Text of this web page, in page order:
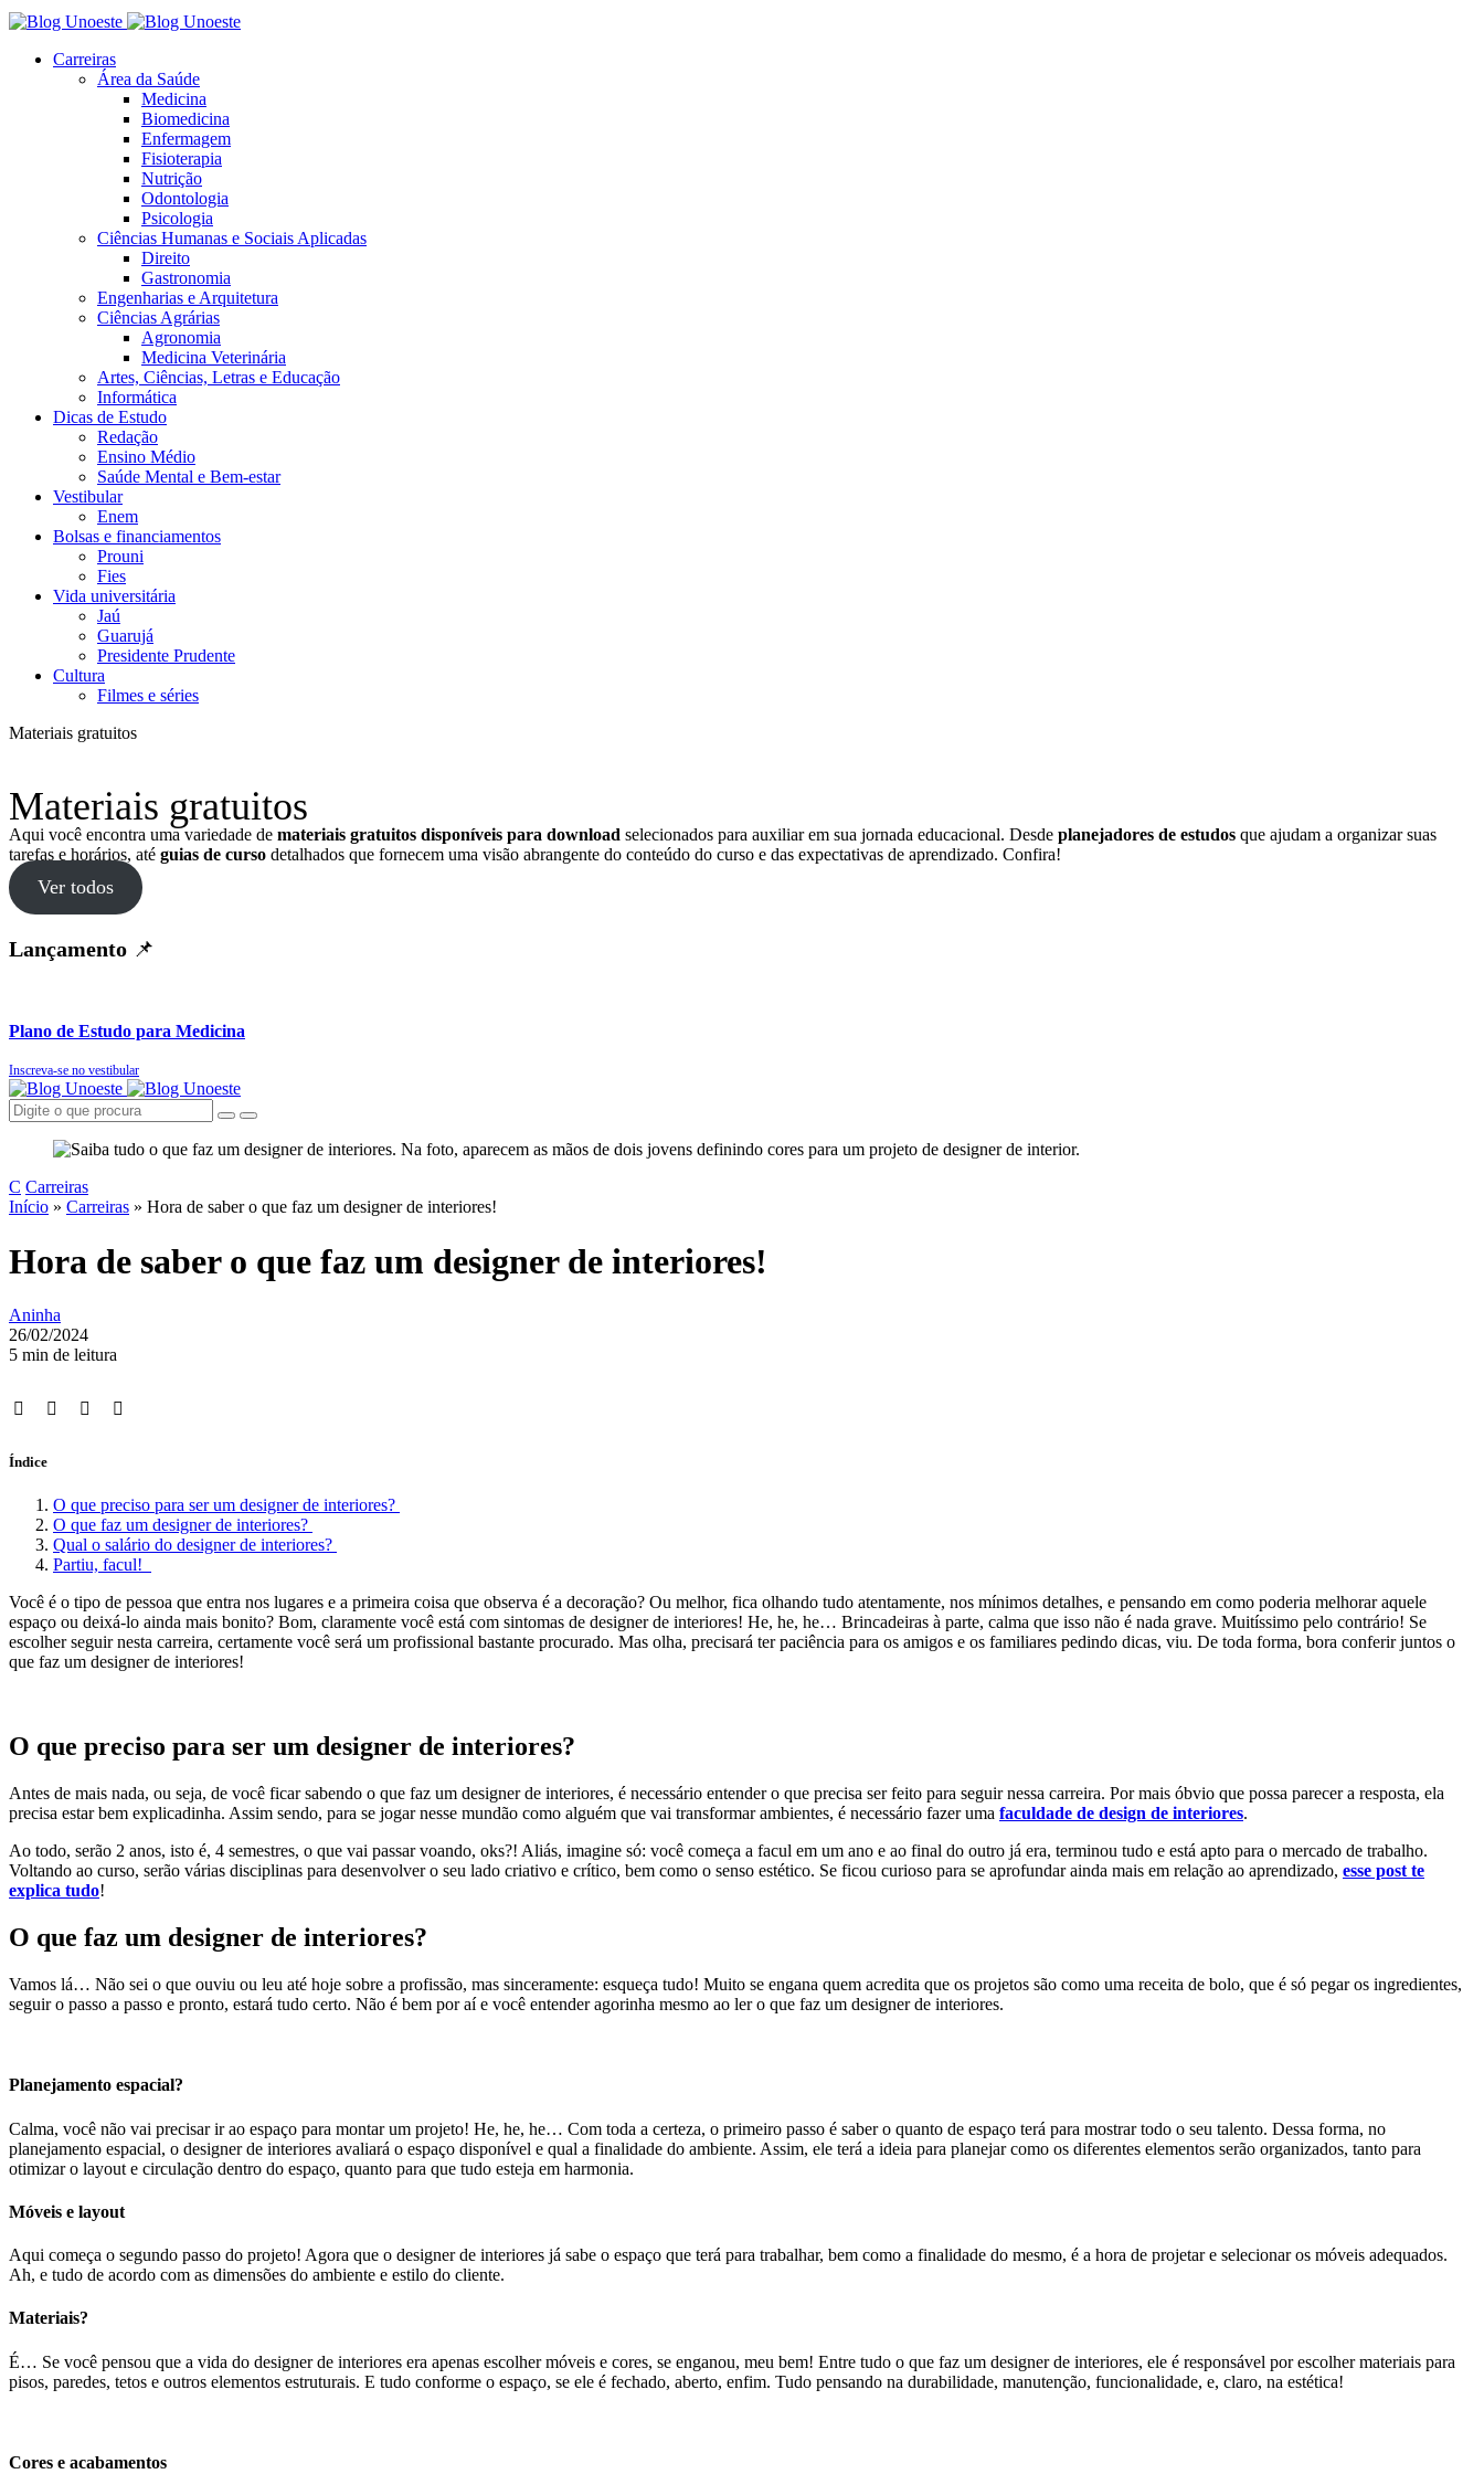
Carreiras
Área da Saúde
Medicina
Biomedicina
Enfermagem
Fisioterapia
Nutrição
Odontologia
Psicologia
Ciências Humanas e Sociais Aplicadas
Direito
Gastronomia
Engenharias e Arquitetura
Ciências Agrárias
Agronomia
Medicina Veterinária
Artes, Ciências, Letras e Educação
Informática
Dicas de Estudo
Redação
Ensino Médio
Saúde Mental e Bem-estar
Vestibular
Enem
Bolsas e financiamentos
Prouni
Fies
Vida universitária
Jaú
Guarujá
Presidente Prudente
Cultura
Filmes e séries
Materiais gratuitos
Materiais gratuitos
Aqui você encontra uma variedade de materiais gratuitos disponíveis para download selecionados para auxiliar em sua jornada educacional. Desde planejadores de estudos que ajudam a organizar suas
tarefas e horários, até guias de curso detalhados que fornecem uma visão abrangente do conteúdo do curso e das expectativas de aprendizado. Confira!
Ver todos
Lançamento 📌
Plano de Estudo para Medicina
Inscreva-se no vestibular
C Carreiras
Início » Carreiras » Hora de saber o que faz um designer de interiores!
Hora de saber o que faz um designer de interiores!
Aninha
26/02/2024
5 min de leitura
Índice
O que preciso para ser um designer de interiores?
O que faz um designer de interiores?
Qual o salário do designer de interiores?
Partiu, facul!
Você é o tipo de pessoa que entra nos lugares e a primeira coisa que observa é a decoração? Ou melhor, fica olhando tudo atentamente, nos mínimos detalhes, e pensando em como poderia melhorar aquele
espaço ou deixá-lo ainda mais bonito? Bom, claramente você está com sintomas de designer de interiores! He, he, he… Brincadeiras à parte, calma que isso não é nada grave. Muitíssimo pelo contrário! Se
escolher seguir nesta carreira, certamente você será um profissional bastante procurado. Mas olha, precisará ter paciência para os amigos e os familiares pedindo dicas, viu. De toda forma, bora conferir juntos o
que faz um designer de interiores!
O que preciso para ser um designer de interiores?
Antes de mais nada, ou seja, de você ficar sabendo o que faz um designer de interiores, é necessário entender o que precisa ser feito para seguir nessa carreira. Por mais óbvio que possa parecer a resposta, ela
precisa estar bem explicadinha. Assim sendo, para se jogar nesse mundão como alguém que vai transformar ambientes, é necessário fazer uma faculdade de design de interiores.
Ao todo, serão 2 anos, isto é, 4 semestres, o que vai passar voando, oks?! Aliás, imagine só: você começa a facul em um ano e ao final do outro já era, terminou tudo e está apto para o mercado de trabalho.
Voltando ao curso, serão várias disciplinas para desenvolver o seu lado criativo e crítico, bem como o senso estético. Se ficou curioso para se aprofundar ainda mais em relação ao aprendizado, esse post te
explica tudo!
O que faz um designer de interiores?
Vamos lá… Não sei o que ouviu ou leu até hoje sobre a profissão, mas sinceramente: esqueça tudo! Muito se engana quem acredita que os projetos são como uma receita de bolo, que é só pegar os ingredientes,
seguir o passo a passo e pronto, estará tudo certo. Não é bem por aí e você entender agorinha mesmo ao ler o que faz um designer de interiores.
Planejamento espacial?
Calma, você não vai precisar ir ao espaço para montar um projeto! He, he, he… Com toda a certeza, o primeiro passo é saber o quanto de espaço terá para mostrar todo o seu talento. Dessa forma, no
planejamento espacial, o designer de interiores avaliará o espaço disponível e qual a finalidade do ambiente. Assim, ele terá a ideia para planejar como os diferentes elementos serão organizados, tanto para
otimizar o layout e circulação dentro do espaço, quanto para que tudo esteja em harmonia.
Móveis e layout
Aqui começa o segundo passo do projeto! Agora que o designer de interiores já sabe o espaço que terá para trabalhar, bem como a finalidade do mesmo, é a hora de projetar e selecionar os móveis adequados.
Ah, e tudo de acordo com as dimensões do ambiente e estilo do cliente.
Materiais?
É… Se você pensou que a vida do designer de interiores era apenas escolher móveis e cores, se enganou, meu bem! Entre tudo o que faz um designer de interiores, ele é responsável por escolher materiais para
pisos, paredes, tetos e outros elementos estruturais. E tudo conforme o espaço, se ele é fechado, aberto, enfim. Tudo pensando na durabilidade, manutenção, funcionalidade, e, claro, na estética!
Cores e acabamentos